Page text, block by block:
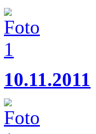
10.11.2011